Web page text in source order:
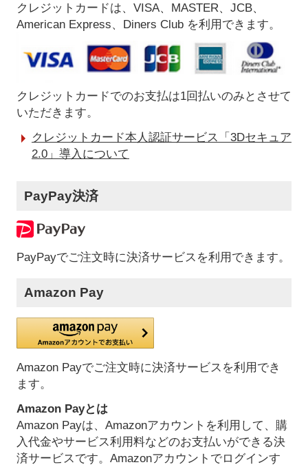
クレジットカードは、VISA、MASTER、JCB、
American Express、Diners Club を利用できます。
クレジットカードでのお支払は1回払いのみとさせて
いただきます。
クレジットカード本人認証サービス「3Dセキュア
2.0」導入について
PayPay決済
PayPayでご注文時に決済サービスを利用できます。
Amazon Pay
Amazon Payでご注文時に決済サービスを利用でき
ます。
Amazon Payとは
Amazon Payは、Amazonアカウントを利用して、購
入代金やサービス利用料などのお支払いができる決
済サービスです。Amazonアカウントでログインす